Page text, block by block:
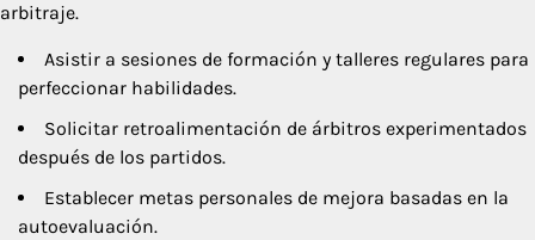
arbitraje.
Asistir a sesiones de formación y talleres regulares para
perfeccionar habilidades.
Solicitar retroalimentación de árbitros experimentados
después de los partidos.
Establecer metas personales de mejora basadas en la
autoevaluación.